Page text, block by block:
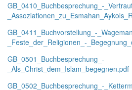
GB_0410_Buchbesprechung_-
GB_0411_Buchvorstellung_-
_Feste_der_Religionen_-
GB_0501_Buchbesprechung_-
_Als_Christ_dem_Islam_begegnen.pdf
GB_0502_Buchbesprechung_-